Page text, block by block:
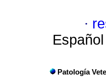
·
Patología